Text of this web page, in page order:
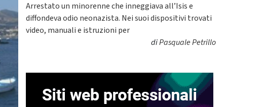
Arrestato un minorenne che inneggiava all’Isis e
diffondeva odio neonazista. Nei suoi dispositivi trovati
video, manuali e istruzioni per
diPasquale Petrillo